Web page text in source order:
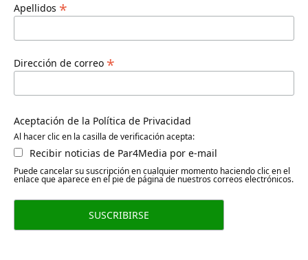
Apellidos *
Dirección de correo *
Aceptación de la Política de Privacidad
Al hacer clic en la casilla de verificación acepta:
Recibir noticias de Par4Media por e-mail
Puede cancelar su suscripción en cualquier momento haciendo clic en el
enlace que aparece en el pie de página de nuestros correos electrónicos.